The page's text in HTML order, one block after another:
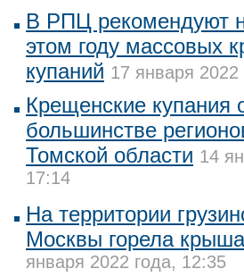
В РПЦ рекомендуют
этом году массовых
купаний 17 января 2022
Крещенские купания
большинстве
Томской области 14
17:14
На территории
Москвы горела
января 2022 года, 12:35